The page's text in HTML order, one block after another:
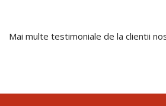
Mai multe testimoniale de la clientii